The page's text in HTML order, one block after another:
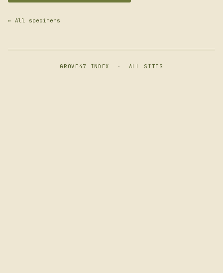
← All specimens
GROVE47 INDEX · ALL SITES